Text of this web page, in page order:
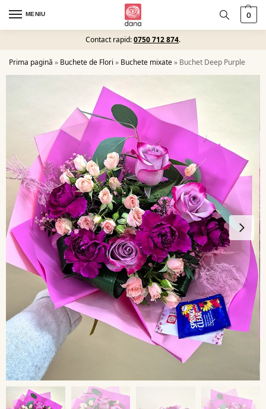
MENIU 0
Contact rapid:0750 712 874.
Prima pagină » Buchete de Flori » Buchete mixate» Buchet Deep Purple